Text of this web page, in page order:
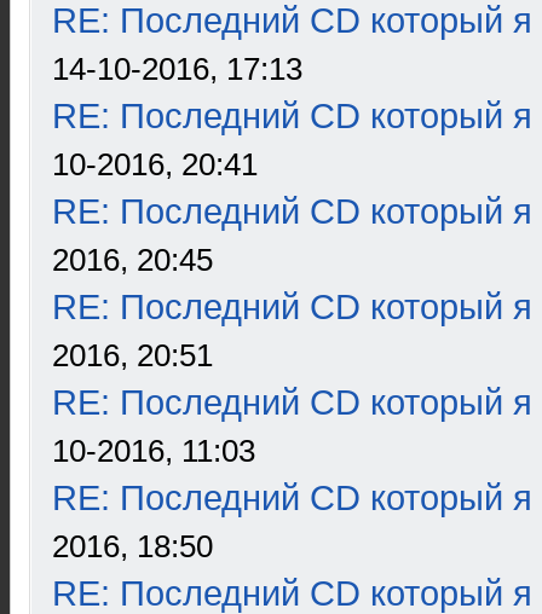
RE: Последний CD который я
14-10-2016, 17:13
RE: Последний CD который я
10-2016, 20:41
RE: Последний CD который я
2016, 20:45
RE: Последний CD который я
2016, 20:51
RE: Последний CD который я
10-2016, 11:03
RE: Последний CD который я
2016, 18:50
RE: Последний CD который я